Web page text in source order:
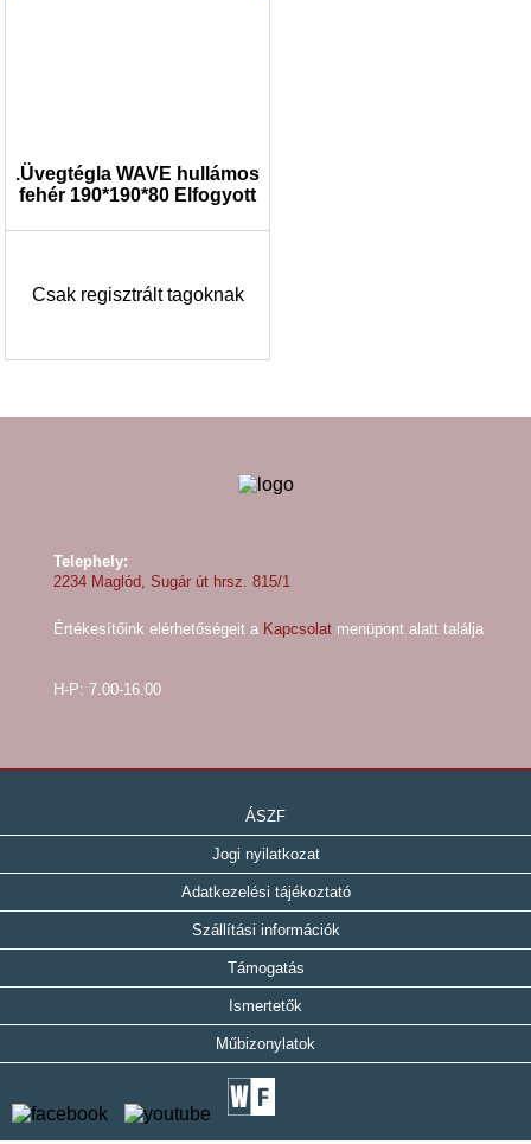
.Üvegtégla WAVE hullámos
fehér 190*190*80 Elfogyott
Csak regisztrált tagoknak
Telephely:
2234 Maglód, Sugár út hrsz. 815/1
Értékesítőink elérhetőségeit a Kapcsolat menüpont alatt találja
H-P: 7.00-16.00
ÁSZF
Jogi nyilatkozat
Adatkezelési tájékoztató
Szállítási információk
Támogatás
Ismertetők
Műbizonylatok